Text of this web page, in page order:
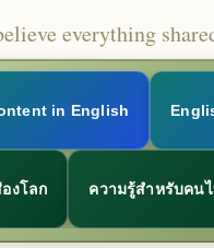
everything
in English
งโลก ความรู้สำหรับคน